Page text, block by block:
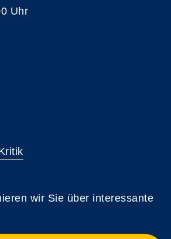
Uhr
wir Sie über interessante